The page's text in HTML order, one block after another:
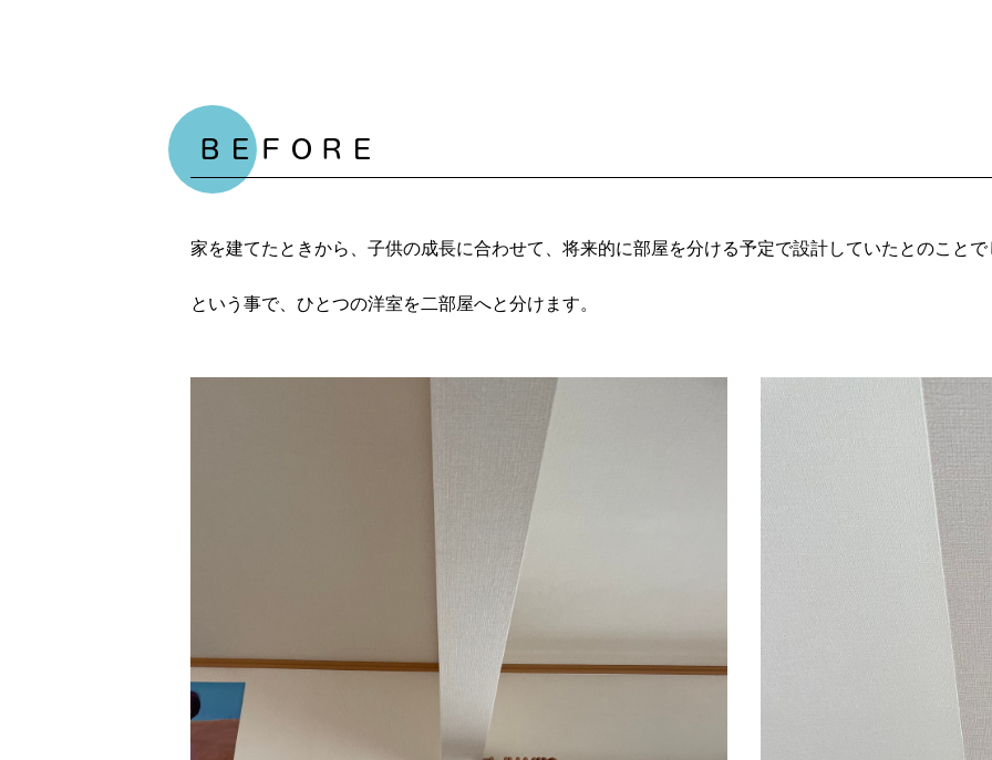
ＢＥＦＯＲＥ
家を建てたときから、子供の成長に合わせて、将来的に部屋を分ける予定で設計していたとのこと
という事で、ひとつの洋室を二部屋へと分けます。